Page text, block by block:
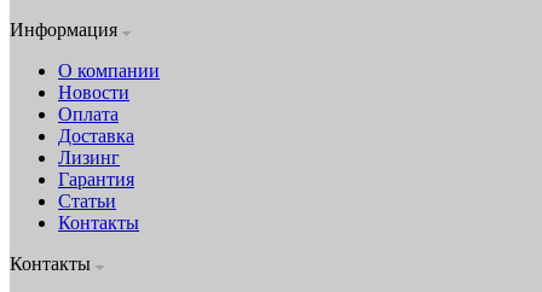
Информация
О компании
Новости
Оплата
Доставка
Лизинг
Гарантия
Статьи
Контакты
Контакты